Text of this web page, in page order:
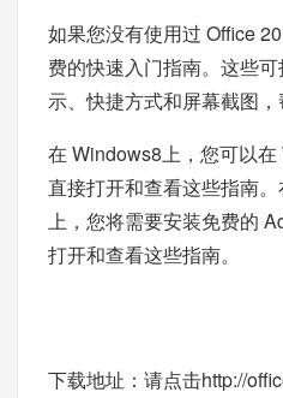
如果您没有使用过 Office
费的快速入门指南。这些
示、快捷方式和屏幕截图，
在 Windows8上，您可以
直接打开和查看这些指南
上，您将需要安装免费的
打开和查看这些指南。
下载地址：请点击http://